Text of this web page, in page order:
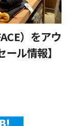
）をアウ
ル情報】